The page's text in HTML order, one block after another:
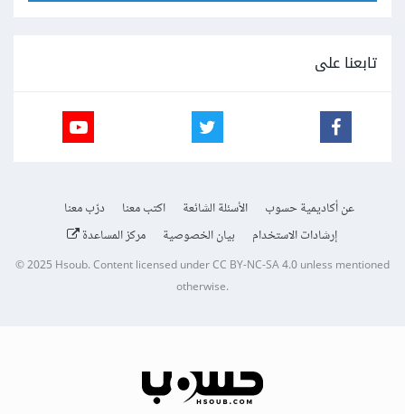
تابعنا على
عن أكاديمية حسوب الأسئلة الشائعة اكتب معنا
درّب معنا
إرشادات الاستخدام
بيان الخصوصية مركز المساعدة
© 2025Hsoub.Content licensed underCC BY-NC-SA 4.0unless mentioned
otherwise.